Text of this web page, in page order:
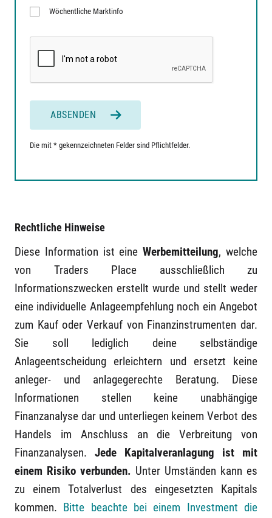
Wöchentliche Marktinfo
ABSENDEN
Die mit * gekennzeichneten Felder sind Pflichtfelder.
Rechtliche Hinweise
Diese Information ist eineWerbemitteilung, welche
von Traders Place ausschließlich zu
Informationszwecken erstellt wurde und stellt weder
eine individuelle Anlageempfehlung noch ein Angebot
zum Kauf oder Verkauf von Finanzinstrumenten dar.
Sie soll lediglich deine selbständige
Anlageentscheidung erleichtern und ersetzt keine
anleger- und anlagegerechte Beratung. Diese
Informationen stellen keine unabhängige
Finanzanalyse dar und unterliegen keinem Verbot des
Handels im Anschluss an die Verbreitung von
Finanzanalysen. Jede Kapitalveranlagung ist mit
einem Risiko verbunden. Unter Umständen kann es
zu einem Totalverlust des eingesetzten Kapitals
kommen. Bitte beachte bei einem Investment die